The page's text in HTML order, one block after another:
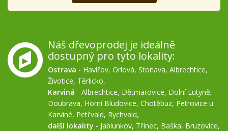
Náš dřevoprodej je ideálně
dostupný pro tyto lokality:
Ostrava - Havířov, Orlová, Stonava, Albrechtice,
Životice, Těrlicko,
Karviná - Albrechtice, Dětmarovice, Dolní Lutyně,
Doubrava, Horní Bludovice, Chotěbuz, Petrovice u
Karviné, Petřvald, Rychvald,
další lokality - Jablunkov, Třinec, Baška, Bruzovice,